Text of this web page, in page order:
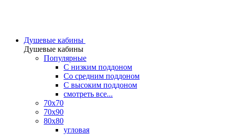
Душевые кабины
Душевые кабины
Популярные
C низким поддоном
Со средним поддоном
С высоким поддоном
смотреть все...
70х70
70х90
80х80
угловая